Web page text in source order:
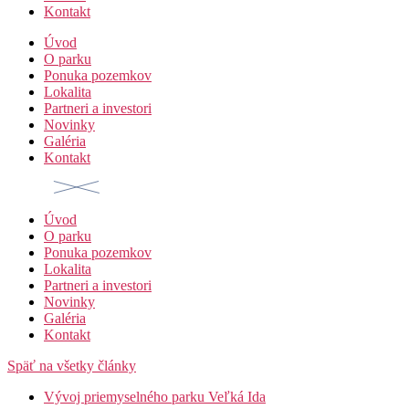
Kontakt
Úvod
O parku
Ponuka pozemkov
Lokalita
Partneri a investori
Novinky
Galéria
Kontakt
Úvod
O parku
Ponuka pozemkov
Lokalita
Partneri a investori
Novinky
Galéria
Kontakt
Späť na všetky články
Vývoj priemyselného parku Veľká Ida